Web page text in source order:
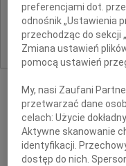
preferencjami dot.
odnośnik „Ustawienia
przechodząc do sekcji
Zmiana ustawień
pomocą ustawień
My, nasi Zaufani
przetwarzać dane
celach:Użycie
Aktywne skanowanie
identyfikacji.
dostęp do nich.